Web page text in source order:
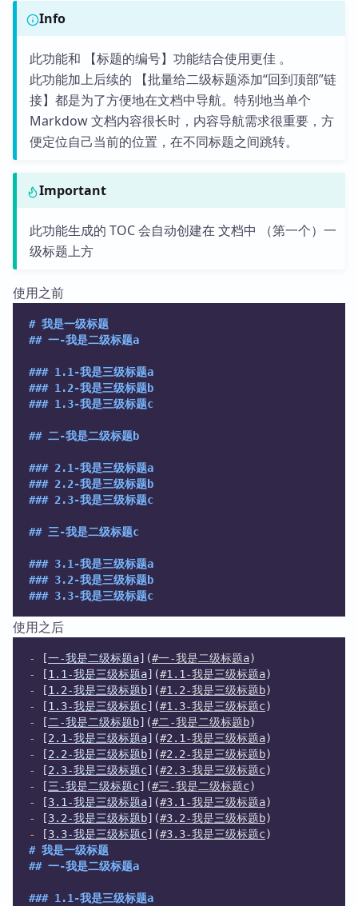
Info
此功能和 【标题的编号】功能结合使用更佳 。
此功能加上后续的 【批量给二级标题添加“回到顶部”链
接】都是为了方便地在文档中导航。特别地当单个
Markdow 文档内容很长时，内容导航需求很重要，方
便定位自己当前的位置，在不同标题之间跳转。
Important
此功能生成的 TOC 会自动创建在 文档中 （第一个）一
级标题上方
使用之前
# 我是一级标题
## 一-我是二级标题a
### 1.1-我是三级标题a
### 1.2-我是三级标题b
### 1.3-我是三级标题c
## 二-我是二级标题b
### 2.1-我是三级标题a
### 2.2-我是三级标题b
### 2.3-我是三级标题c
## 三-我是二级标题c
### 3.1-我是三级标题a
### 3.2-我是三级标题b
### 3.3-我是三级标题c
使用之后
- [一-我是二级标题a](#一-我是二级标题a)
-
[1.1-我是三级标题a](#1.1-我是三级标题a)
-
[1.2-我是三级标题b](#1.2-我是三级标题b)
-
[1.3-我是三级标题c](#1.3-我是三级标题c)
-
[ 二-我是二级标题b](#二-我是二级标题b)
-
[2.1-我是三级标题a](#2.1-我是三级标题a)
-
[2.2-我是三级标题b](#2.2-我是三级标题b)
-
[2.3-我是三级标题c](#2.3-我是三级标题c)
-
[三-我是二级标题c](#三-我是二级标题c)
-
[3.1-我是三级标题a](#3.1-我是三级标题a)
-
[3.2-我是三级标题b](#3.2-我是三级标题b)
-
[3.3-我是三级标题c](#3.3-我是三级标题c)
# 我是一级标题
## 一-我是二级标题a
### 1.1-我是三级标题a